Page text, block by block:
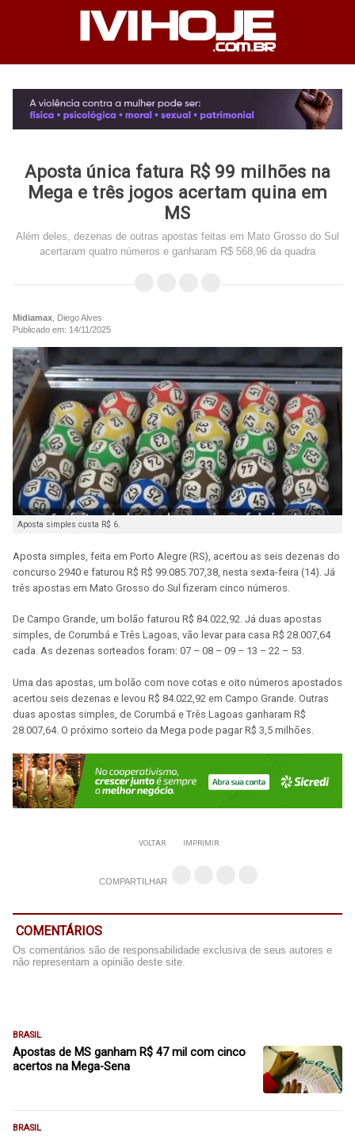
Aposta única fatura R$ 99 milhões na
Mega e três jogos acertam quina em
MS
Além deles, dezenas de outras apostas feitas em Mato Grosso do Sul
acertaram quatro números e ganharam R$ 568,96 da quadra
Midiamax , Diego Alves
Publicado em: 14/11/2025
Aposta simples custa R$ 6.
Aposta simples, feita em Porto Alegre (RS), acertou as seis dezenas do
concurso 2940 e faturou R$ R$ 99.085.707,38, nesta sexta-feira (14). Já
três apostas em Mato Grosso do Sul fizeram cinco números.
De Campo Grande, um bolão faturou R$ 84.022,92. Já duas apostas
simples, de Corumbá e Três Lagoas, vão levar para casa R$ 28.007,64
cada. As dezenas sorteados foram: 07 – 08 – 09 – 13 – 22 – 53.
Uma das apostas, um bolão com nove cotas e oito números apostados
acertou seis dezenas e levou R$ 84.022,92 em Campo Grande. Outras
duas apostas simples, de Corumbá e Três Lagoas ganharam R$
28.007,64. O próximo sorteio da Mega pode pagar R$ 3,5 milhões.
VOLTAR IMPRIMIR
COMPARTILHAR
COMENTÁRIOS
Os comentários são de responsabilidade exclusiva de seus autores e
não representam a opinião deste site.
BRASIL
Apostas de MS ganham R$ 47 mil com cinco
acertos na Mega-Sena
BRASIL